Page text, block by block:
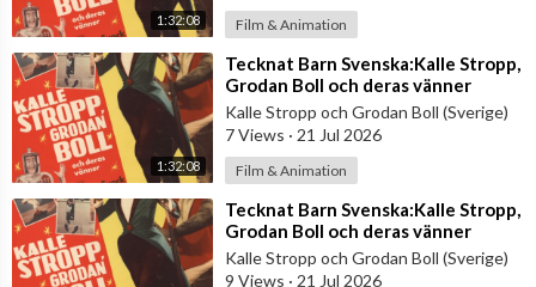
1:32:08 Film & Animation
1:32:08
⁣Tecknat Barn Svenska:Kalle Stropp,
Grodan Boll och deras vänner
(1956) DVDRIPPEN (Svenska) Hela
Film
Kalle Stropp och Grodan Boll (Sverige)
7 Views · 21 Jul 2026
Film & Animation
⁣Tecknat Barn Svenska:Kalle Stropp,
Grodan Boll och deras vänner
(1956) DVDRIPPEN (Svenska) Hela
Film
Kalle Stropp och Grodan Boll (Sverige)
9 Views · 21 Jul 2026